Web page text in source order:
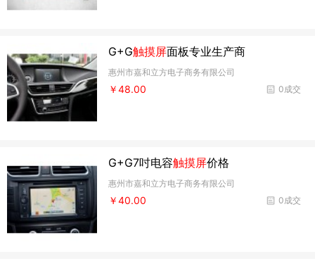
G+G触摸屏面板专业生产商
惠州市嘉和立方电子商务有限公司
0成交
￥48.00
G+G7吋电容触摸屏价格
惠州市嘉和立方电子商务有限公司
0成交
￥40.00